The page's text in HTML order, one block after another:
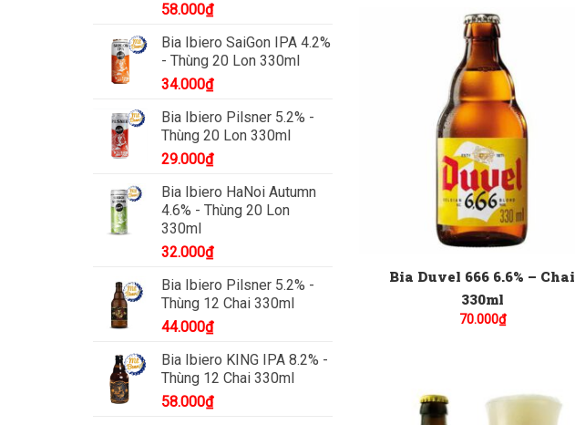
58.000₫
Bia Ibiero SaiGon IPA 4.2%
- Thùng 20 Lon 330ml
34.000₫
Bia Ibiero Pilsner 5.2% -
Thùng 20 Lon 330ml
29.000₫
Bia Ibiero HaNoi Autumn
4.6% - Thùng 20 Lon
330ml
32.000₫
Bia Ibiero Pilsner 5.2% -
Thùng 12 Chai 330ml
44.000₫
Bia Ibiero KING IPA 8.2% -
Thùng 12 Chai 330ml
58.000₫
Bia Duvel 666 6.6% – Chai
330ml
70.000₫